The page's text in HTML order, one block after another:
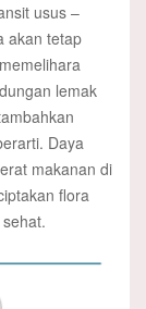
usus –
akan tetap
lemak
Daya
makanan di
flora